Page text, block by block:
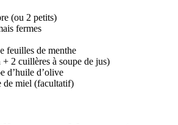
(ou 2 petits)
fermes
feuilles de menthe
2 cuillères à soupe de jus)
d’huile d’olive
de miel (facultatif)